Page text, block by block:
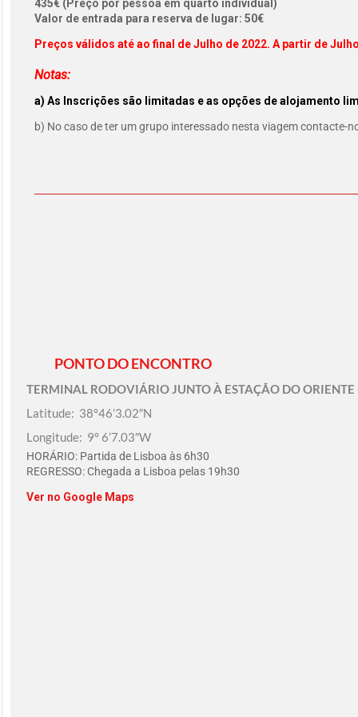
435€ (Preço por pessoa em quarto individual)
Valor de entrada para reserva de lugar: 50€
Preços válidos até ao final de Julho de 2022. A partir de
Notas:
a) As Inscrições são limitadas e as opções de alojamento
b) No caso de ter um grupo interessado nesta viagem contacte-
PONTO DO ENCONTRO
TERMINAL RODOVIÁRIO JUNTO À ESTAÇÃO DO
Latitude: 38°46’3.02″N
Longitude: 9° 6’7.03″W
HORÁRIO: Partida de Lisboa às 6h30
REGRESSO: Chegada a Lisboa pelas 19h30
Ver no Google Maps